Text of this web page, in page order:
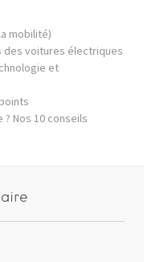
mobilité)
voitures électriques
et
Nos 10 conseils